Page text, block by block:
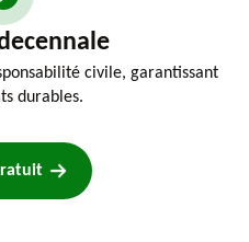
civile, garantissant
durables.